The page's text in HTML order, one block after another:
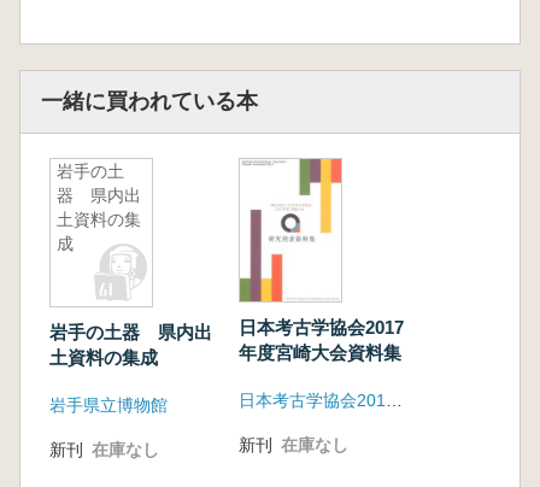
一緒に買われている本
岩手の土
器 県内出
土資料の集
成
岩手の土器 県内出
土資料の集成
岩手県立博物館
新刊 在庫なし
日本考古学協会2017
年度宮崎大会資料集
日本考古学協会2017年度宮崎大会実行委員会
新刊 在庫なし